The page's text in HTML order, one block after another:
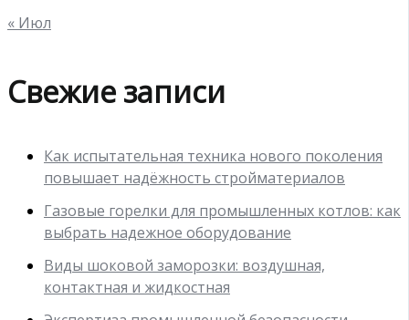
« Июл
Свежие записи
Как испытательная техника нового поколения
повышает надёжность стройматериалов
Газовые горелки для промышленных котлов: как
выбрать надежное оборудование
Виды шоковой заморозки: воздушная,
контактная и жидкостная